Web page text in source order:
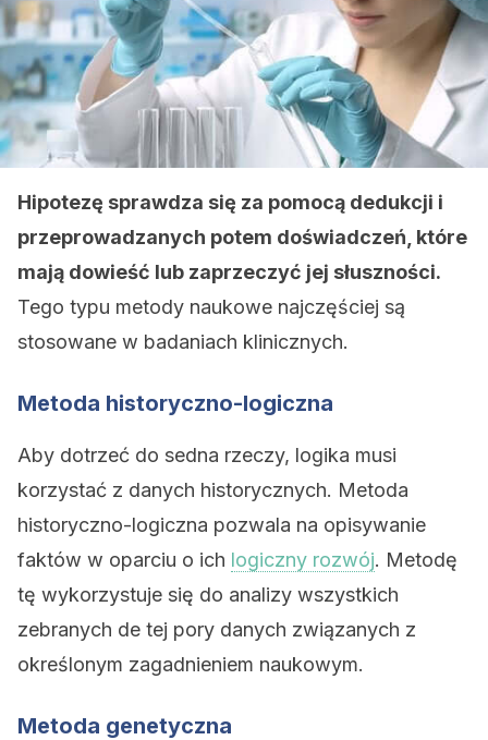
Hipotezę sprawdza się za pomocą dedukcji i
przeprowadzanych potem doświadczeń, które
mają dowieść lub zaprzeczyć jej słuszności.
Tego typu metody naukowe najczęściej są
stosowane w badaniach klinicznych.
Metoda historyczno-logiczna
Aby dotrzeć do sedna rzeczy, logika musi
korzystać z danych historycznych. Metoda
historyczno-logiczna pozwala na opisywanie
faktów w oparciu o ich logiczny rozwój. Metodę
tę wykorzystuje się do analizy wszystkich
zebranych de tej pory danych związanych z
określonym zagadnieniem naukowym.
Metoda genetyczna